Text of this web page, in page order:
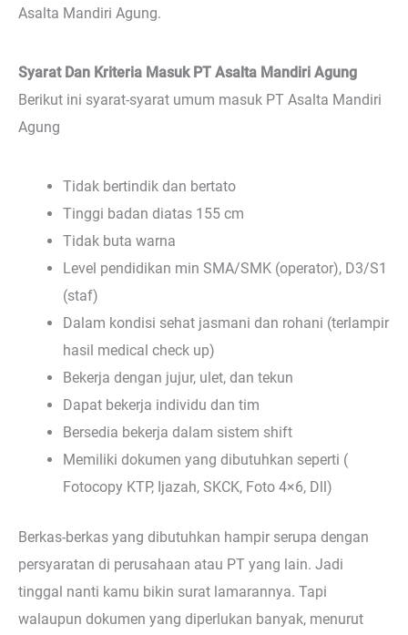
Asalta Mandiri Agung.
Syarat Dan Kriteria Masuk PT Asalta Mandiri Agung
Berikut ini syarat-syarat umum masuk PT Asalta Mandiri
Agung
Tidak bertindik dan bertato
Tinggi badan diatas 155 cm
Tidak buta warna
Level pendidikan min SMA/SMK (operator), D3/S1
(staf)
Dalam kondisi sehat jasmani dan rohani (terlampir
hasil medical check up)
Bekerja dengan jujur, ulet, dan tekun
Dapat bekerja individu dan tim
Bersedia bekerja dalam sistem shift
Memiliki dokumen yang dibutuhkan seperti (
Fotocopy KTP, Ijazah, SKCK, Foto 4×6, Dll)
Berkas-berkas yang dibutuhkan hampir serupa dengan
persyaratan di perusahaan atau PT yang lain. Jadi
tinggal nanti kamu bikin surat lamarannya. Tapi
walaupun dokumen yang diperlukan banyak, menurut